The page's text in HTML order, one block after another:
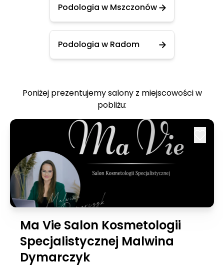
Podologia w Mszczonów
Podologia w Radom
Poniżej prezentujemy salony z miejscowości w
pobliżu:
Ma Vie Salon Kosmetologii
Specjalistycznej Malwina
Dymarczyk